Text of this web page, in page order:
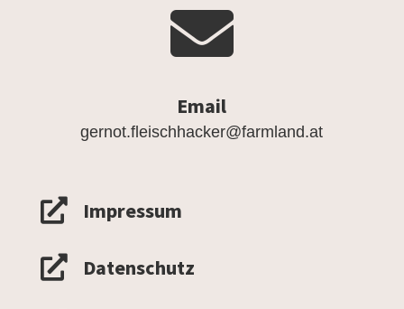

Email
gernot.fleischhacker@farmland.at
 Impressum
 Datenschutz